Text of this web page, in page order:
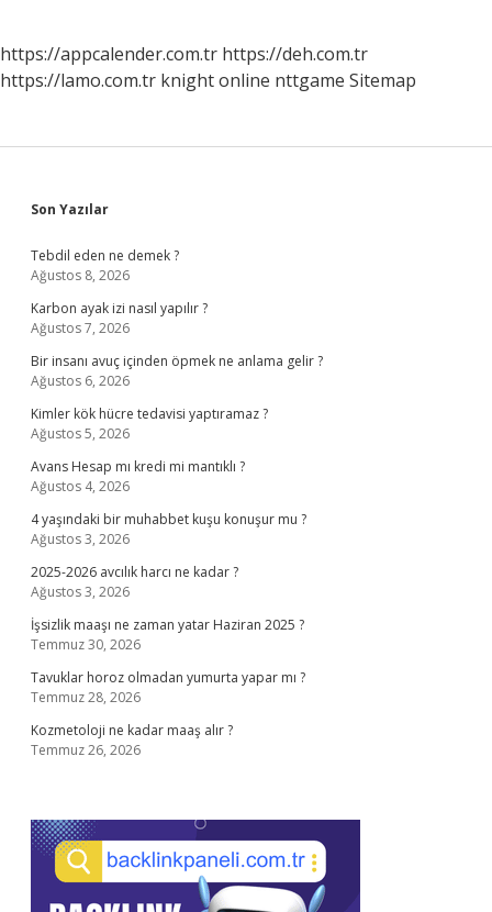
https://appcalender.com.tr https://deh.com.tr
https://lamo.com.tr knight online nttgame Sitemap
Sidebar
Son Yazılar
Tebdil eden ne demek ?
Ağustos 8, 2026
Karbon ayak izi nasıl yapılır ?
Ağustos 7, 2026
Bir insanı avuç içinden öpmek ne anlama gelir ?
Ağustos 6, 2026
Kimler kök hücre tedavisi yaptıramaz ?
Ağustos 5, 2026
Avans Hesap mı kredi mi mantıklı ?
Ağustos 4, 2026
4 yaşındaki bir muhabbet kuşu konuşur mu ?
Ağustos 3, 2026
2025-2026 avcılık harcı ne kadar ?
Ağustos 3, 2026
İşsizlik maaşı ne zaman yatar Haziran 2025 ?
Temmuz 30, 2026
Tavuklar horoz olmadan yumurta yapar mı ?
Temmuz 28, 2026
Kozmetoloji ne kadar maaş alır ?
Temmuz 26, 2026